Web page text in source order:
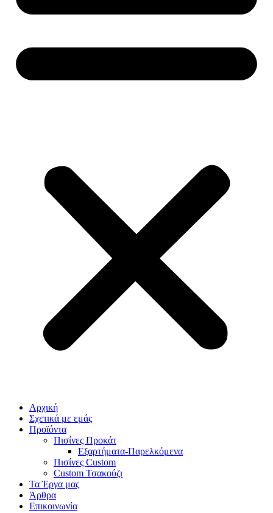
Αρχική
Σχετικά με εμάς
Προϊόντα
Πισίνες Προκάτ
Εξαρτήματα-Παρελκόμενα
Πισίνες Custom
Custom Τσακούζι
Τα Έργα μας
Άρθρα
Επικοινωνία